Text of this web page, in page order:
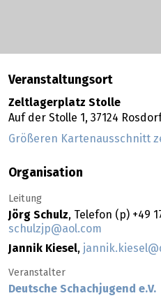
Veranstaltungsort
Zeltlagerplatz Stolle
Auf der Stolle 1, 37124
Größeren Kartenausschnitt
Organisation
Leitung
Jörg Schulz, Telefon (p) +49
schulzjp@aol.com
Jannik Kiesel,
Veranstalter
Deutsche Schachjugend e.V.